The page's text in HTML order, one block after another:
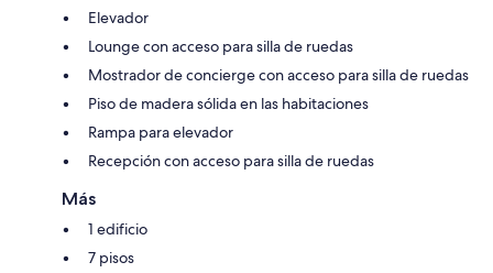
Elevador
Lounge con acceso para silla de ruedas
Mostrador de concierge con acceso para silla de ruedas
Piso de madera sólida en las habitaciones
Rampa para elevador
Recepción con acceso para silla de ruedas
Más
1 edificio
7 pisos